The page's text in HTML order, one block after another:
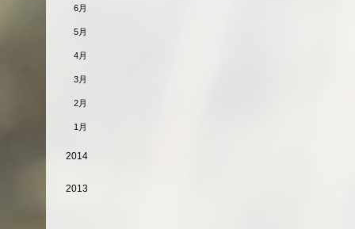
6月
5月
4月
3月
2月
1月
2014
2013